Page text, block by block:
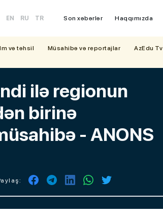
EN RU TR Son xəbərlər Haqqımızda
və təhsil Müsahibə və reportajlar AzEdu Tv
ilə regionun
birinə
- ANONS